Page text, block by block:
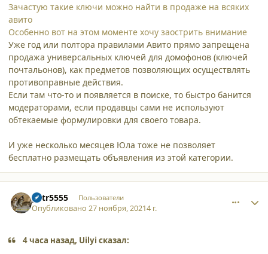
Зачастую такие ключи можно найти в продаже на всяких
авито
Особенно вот на этом моменте хочу заострить внимание
Уже год или полтора правилами Авито прямо запрещена
продажа универсальных ключей для домофонов (ключей
почтальонов), как предметов позволяющих осуществлять
противоправные действия.
Если там что-то и появляется в поиске, то быстро банится
модераторами, если продавцы сами не используют
обтекаемые формулировки для своего товара.
И уже несколько месяцев Юла тоже не позволяет
бесплатно размещать объявления из этой категории.
petr5555 Пользователи
Опубликовано27 ноября, 20214 г.
4 часа назад, Uilyi сказал: